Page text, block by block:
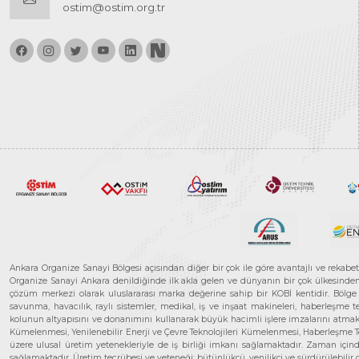
ostim@ostim.org.tr
Ankara Organize Sanayi Bölgesi açısından diğer bir çok ile göre avantajlı ve
Organize Sanayi Ankara denildiğinde ilk akla gelen ve dünyanın bir çok ülkesinden
çözüm merkezi olarak uluslararası marka değerine sahip bir KOBİ kentidir.
savunma, havacılık, raylı sistemler, medikal, iş ve inşaat makineleri,
kolunun altyapısını ve donanımını kullanarak büyük hacimli işlere imzalarını
Kümelenmesi, Yenilenebilir Enerji ve Çevre Teknolojileri Kümelenmesi,
üzere ulusal üretim yetenekleriyle de iş birliği imkanı sağlamaktadır. Zaman